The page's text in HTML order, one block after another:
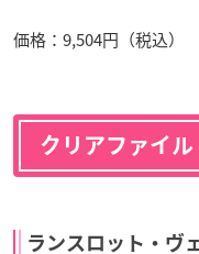
価格：9,504円（税込）
クリアファイル
ランスロット・ヴ